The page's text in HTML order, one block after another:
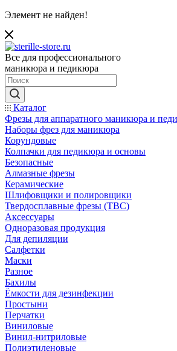
Элемент не найден!
Все для профессионального
маникюра и педикюра
Каталог
Фрезы для аппаратного маникюра и
Наборы фрез для маникюра
Корундовые
Колпачки для педикюра и основы
Безопасные
Алмазные фрезы
Керамические
Шлифовщики и полировщики
Твердосплавные фрезы (ТВС)
Аксессуары
Одноразовая продукция
Для депиляции
Салфетки
Маски
Разное
Бахилы
Ёмкости для дезинфекции
Простыни
Перчатки
Виниловые
Винил-нитриловые
Полиэтиленовые